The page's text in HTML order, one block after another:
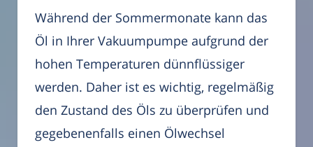
Während der Sommermonate kann das
Öl in Ihrer Vakuumpumpe aufgrund der
hohen Temperaturen dünnflüssiger
werden. Daher ist es wichtig, regelmäßig
den Zustand des Öls zu überprüfen und
gegebenenfalls einen Ölwechsel